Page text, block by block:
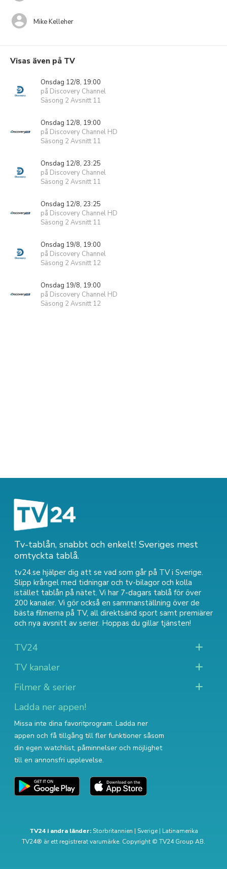
Mike Kelleher
Visas även på TV
Onsdag 12/8, 19:00
på Discovery Channel
Säsong 2 Avsnitt 11
Onsdag 12/8, 19:00
på Discovery Channel HD
Säsong 2 Avsnitt 11
Onsdag 12/8, 23:25
på Discovery Channel
Säsong 2 Avsnitt 11
Onsdag 12/8, 23:25
på Discovery Channel HD
Säsong 2 Avsnitt 11
Onsdag 19/8, 19:00
på Discovery Channel
Säsong 2 Avsnitt 12
Onsdag 19/8, 19:00
på Discovery Channel HD
Säsong 2 Avsnitt 12
Tv-tablån, snabbt och enkelt! Sveriges mest
omtyckta tablå.
tv24.se hjälper dig att se vad som går på TV i Sverige.
Slipp krångel med tidningar och tv-bilagor och kolla
istället tablån på nätet. Vi har 7-dagars tablå för över
200 kanaler. Vi gör också en sammanställning över de
bästa filmerna på TV, all direktsänd sport samt premiärer
och nya avsnitt av serier. Hoppas du gillar tjänsten!
TV24
TV kanaler
Filmer & serier
Ladda ner appen!
Missa inte dina favoritprogram. Ladda ner
appen och få tillgång till fler funktioner såsom
din egen watchlist, påminnelser och möjlighet
till en annonsfri upplevelse.
TV24 i andra länder: Storbritannien | Sverige| Latinamerika
TV24® är ett registrerat varumärke. Copyright © TV24 Group AB.